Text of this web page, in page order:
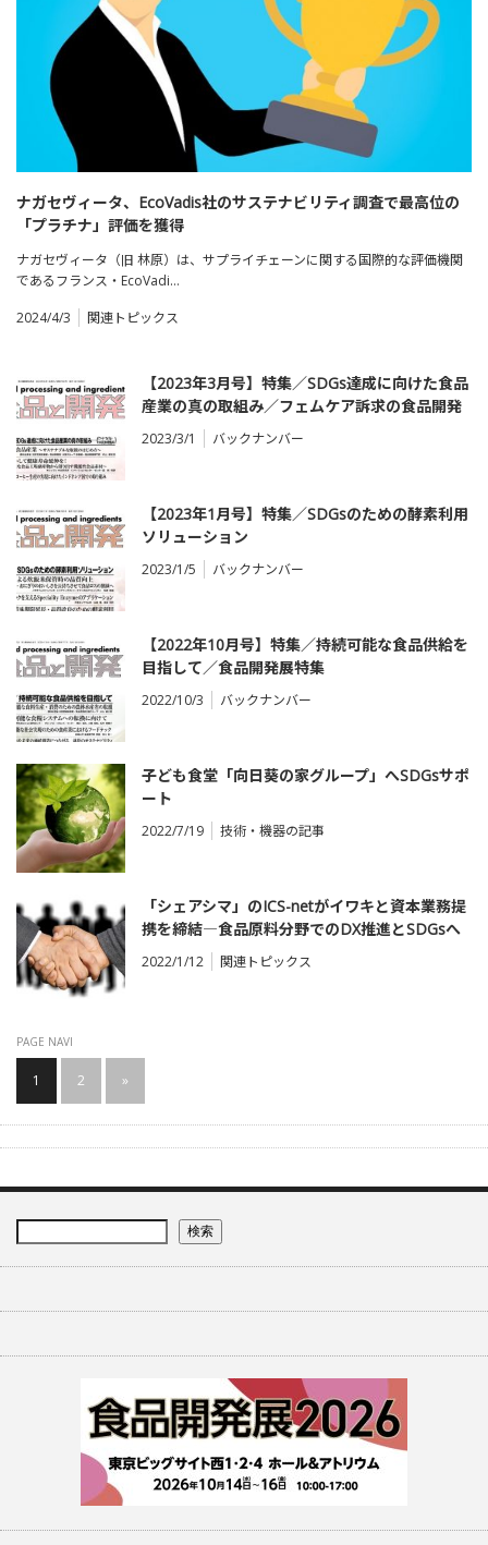
ナガセヴィータ、EcoVadis社のサステナビリティ調査で最高位の
「プラチナ」評価を獲得
ナガセヴィータ（旧 林原）は、サプライチェーンに関する国際的な評価機関
であるフランス・EcoVadi…
2024/4/3
関連トピックス
【2023年3月号】特集／SDGs達成に向けた食品
産業の真の取組み／フェムケア訴求の食品開発
2023/3/1 バックナンバー
【2023年1月号】特集／SDGsのための酵素利用
ソリューション
2023/1/5 バックナンバー
【2022年10月号】特集／持続可能な食品供給を
目指して／食品開発展特集
2022/10/3 バックナンバー
子ども食堂「向日葵の家グループ」へSDGsサポ
ート
2022/7/19 技術・機器の記事
「シェアシマ」のICS-netがイワキと資本業務提
携を締結―⾷品原料分野でのDX推進とSDGsへ
の貢献を目指す
2022/1/12 関連トピックス
PAGE NAVI
1 2 »
検索